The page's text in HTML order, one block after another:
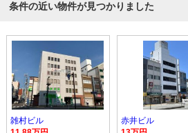
条件の近い物件が見つかりました
雑村ビル
赤井ビル